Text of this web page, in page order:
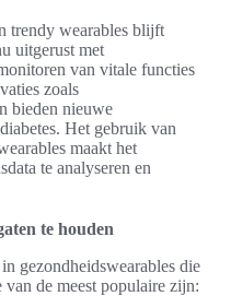
trendy wearables blijft
uitgerust met
van vitale functies
zoals
bieden nieuwe
Het gebruik van
maakt het
te analyseren en
te houden
gezondheidswearables die
de meest populaire zijn: